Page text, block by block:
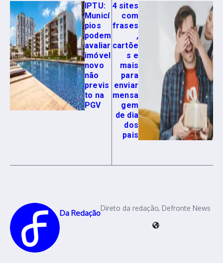
IPTU:
Municí
pios
podem
avaliar
imóvel
novo
não
previs
to na
PGV
4 sites
com
frases
,
cartõe
s e
mais
para
enviar
mensa
gem
de dia
dos
pais
Da Redação
Direto da redação, Defronte News